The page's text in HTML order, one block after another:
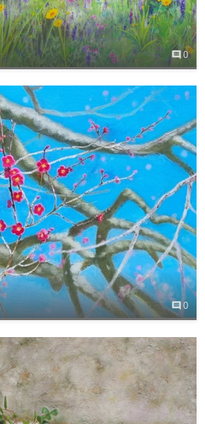
 0
 0